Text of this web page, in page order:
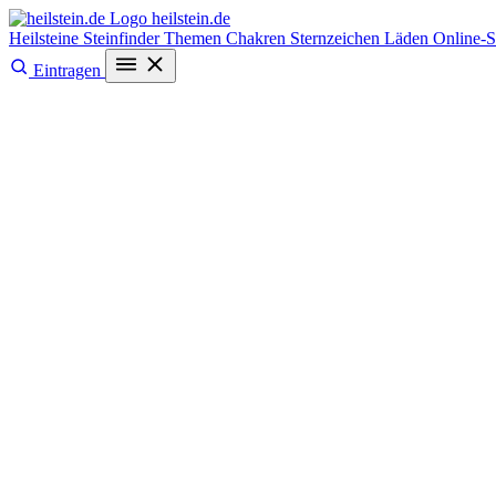
heilstein.de
Heilsteine SteinfinderThemen Chakren Sternzeichen Läden Online-
Eintragen